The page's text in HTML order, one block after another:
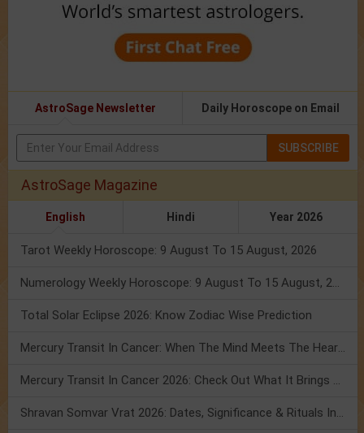
AstroSage Newsletter Daily Horoscope on Email
SUBSCRIBE
AstroSage Magazine
English Hindi Year 2026
Tarot Weekly Horoscope: 9 August To 15 August, 2026
Numerology Weekly Horoscope: 9 August To 15 August, 2026
Total Solar Eclipse 2026: Know Zodiac Wise Prediction
Mercury Transit In Cancer: When The Mind Meets The Heart!
Mercury Transit In Cancer 2026: Check Out What It Brings For You
Shravan Somvar Vrat 2026: Dates, Significance & Rituals In August